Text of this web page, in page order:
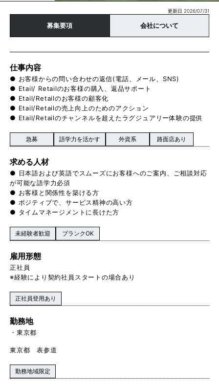
更新日 2026/07/31
募集要項 会社について
仕事内容
● お客様からの問い合わせの返信(電話、メール、SNS)
● Etail/ Retailのお客様の購入、返品サポート
● Etail/Retailのお客様の顧客化
● Etail/Retailの売上向上のためのアクション
● Etail/Retailのチャンネルを超えたラグジュアリー体験の提供
急募 語学力を活かす 外資系 路面店あり
求める人材
● 日本語および英語でスムーズにお客様へのご案内、ご相談対応
が可能な語学力必須
● お客様と関係性を築ける方
● ポジティブで、サービス精神の高い方
● タイムマネージメントに長けた方
未経験者歓迎 ブランクOK
雇用形態
正社員
※経験により契約社員スタートの場合あり
正社員登用あり
勤務地
東京都
東京都 表参道
勤務地域限定